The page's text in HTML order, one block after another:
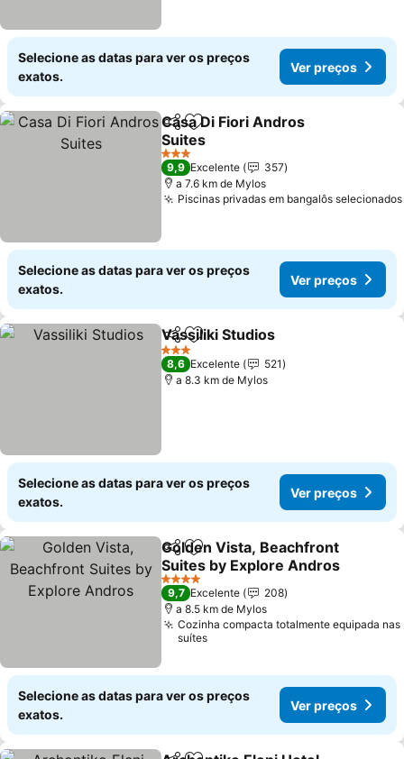
Selecione as datas para ver os preços
exatos.
Ver preços
PartilharAdicionar aos favoritos
Casa Di Fiori Andros
Suites
3 Estrelas
9,9 Excelente
357
a 7.6 km de Mylos
Piscinas privadas em bangalôs selecionados
Selecione as datas para ver os preços
exatos.
Ver preços
PartilharAdicionar aos favoritos
Vassiliki Studios
3 Estrelas
8,6 Excelente
521
a 8.3 km de Mylos
Selecione as datas para ver os preços
exatos.
Ver preços
PartilharAdicionar aos favoritos
Golden Vista, Beachfront
Suites by Explore Andros
4 Estrelas
9,7 Excelente
208
a 8.5 km de Mylos
Cozinha compacta totalmente equipada nas
suítes
Selecione as datas para ver os preços
exatos.
Ver preços